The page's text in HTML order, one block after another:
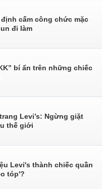
định cấm công chức mặc
đi làm
bí ẩn trên những chiếc
Levi’s: Ngừng giặt
thế giới
Levi's thành chiếc quần
tóp'?